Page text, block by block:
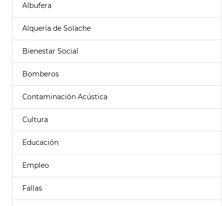
Albufera
Alquería de Solache
Bienestar Social
Bomberos
Contaminación Acústica
Cultura
Educación
Empleo
Fallas